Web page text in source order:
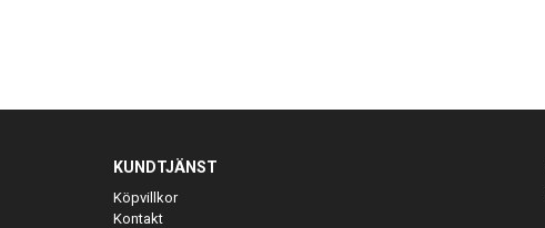
KUNDTJÄNST
Köpvillkor
Kontakt